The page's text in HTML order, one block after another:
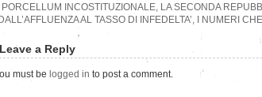
PORCELLUM INCOSTITUZIONALE, LA SECONDA
DALL’AFFLUENZA AL TASSO DI INFEDELTA’, I NUMERI
Leave a Reply
must be logged in to post a comment.